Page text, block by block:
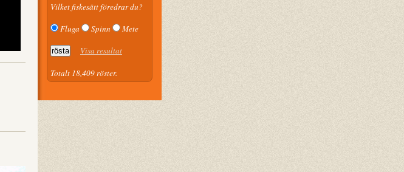
Vilket fiskesätt föredrar du?
Fluga
Spinn
Mete
Visa resultat
Totalt 18,409 röster.